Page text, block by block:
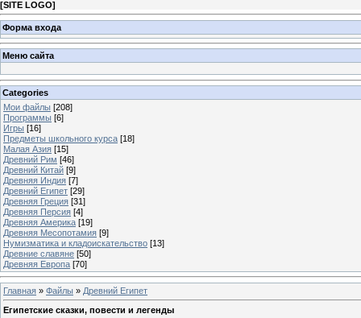
[SITE LOGO]
Форма входа
Меню сайта
Categories
Мои файлы [208]
Программы [6]
Игры [16]
Предметы школьного курса [18]
Малая Азия [15]
Древний Рим [46]
Древний Китай [9]
Древняя Индия [7]
Древний Египет [29]
Древняя Греция [31]
Древняя Персия [4]
Древняя Америка [19]
Древняя Месопотамия [9]
Нумизматика и кладоискательство [13]
Древние славяне [50]
Древняя Европа [70]
Главная » Файлы » Древний Египет
Египетские сказки, повести и легенды